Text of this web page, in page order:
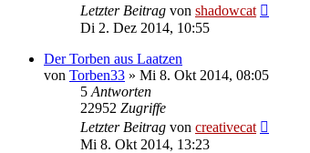
Letzter Beitrag von shadowcat
Di 2. Dez 2014, 10:55
Der Torben aus Laatzen
von Torben33 » Mi 8. Okt 2014, 08:05
5 Antworten
22952 Zugriffe
Letzter Beitrag von creativecat
Mi 8. Okt 2014, 13:23